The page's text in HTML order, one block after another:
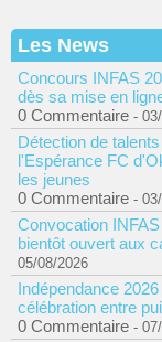
Les News
Concours INFAS
dès sa mise en
0 Commentaire -
Détection de
l'Espérance FC
les jeunes
0 Commentaire -
Convocation
bientôt ouvert aux
05/08/2026
Indépendance
célébration entre
0 Commentaire -